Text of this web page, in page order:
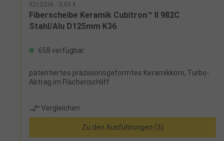
5212336 - 3,93 €
Fiberscheibe Keramik Cubitron™ II 982C
Stahl/Alu D125mm K36
658 verfügbar
patentiertes präzisionsgeformtes Keramikkorn, Turbo-
Abtrag im Flächenschliff
Vergleichen
Zu den Ausführungen (3)